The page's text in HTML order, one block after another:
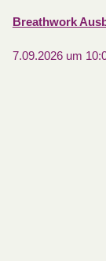
Breathwork
7.09.2026 um